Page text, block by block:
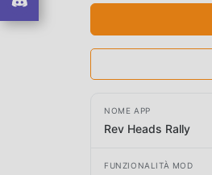
NOME APP
Rev Heads Rally
FUNZIONALITÀ MOD